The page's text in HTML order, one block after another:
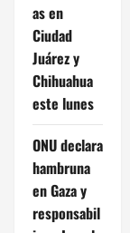
as en
Ciudad
Juárez y
Chihuahua
este lunes
ONU declara
hambruna
en Gaza y
responsabil